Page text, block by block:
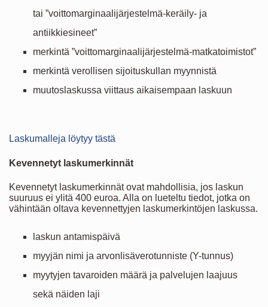
tai ”voittomarginaalijärjestelmä-keräily- ja
antiikkiesineet”
merkintä ”voittomarginaalijärjestelmä-matkatoimistot”
merkintä verollisen sijoituskullan myynnistä
muutoslaskussa viittaus aikaisempaan laskuun
Laskumalleja löytyy tästä
Kevennetyt laskumerkinnät
Kevennetyt laskumerkinnät ovat mahdollisia, jos laskun
suuruus ei ylitä 400 euroa. Alla on lueteltu tiedot, jotka on
vähintään oltava kevennettyjen laskumerkintöjen laskussa.
laskun antamispäivä
myyjän nimi ja arvonlisäverotunniste (Y-tunnus)
myytyjen tavaroiden määrä ja palvelujen laajuus
sekä näiden laji